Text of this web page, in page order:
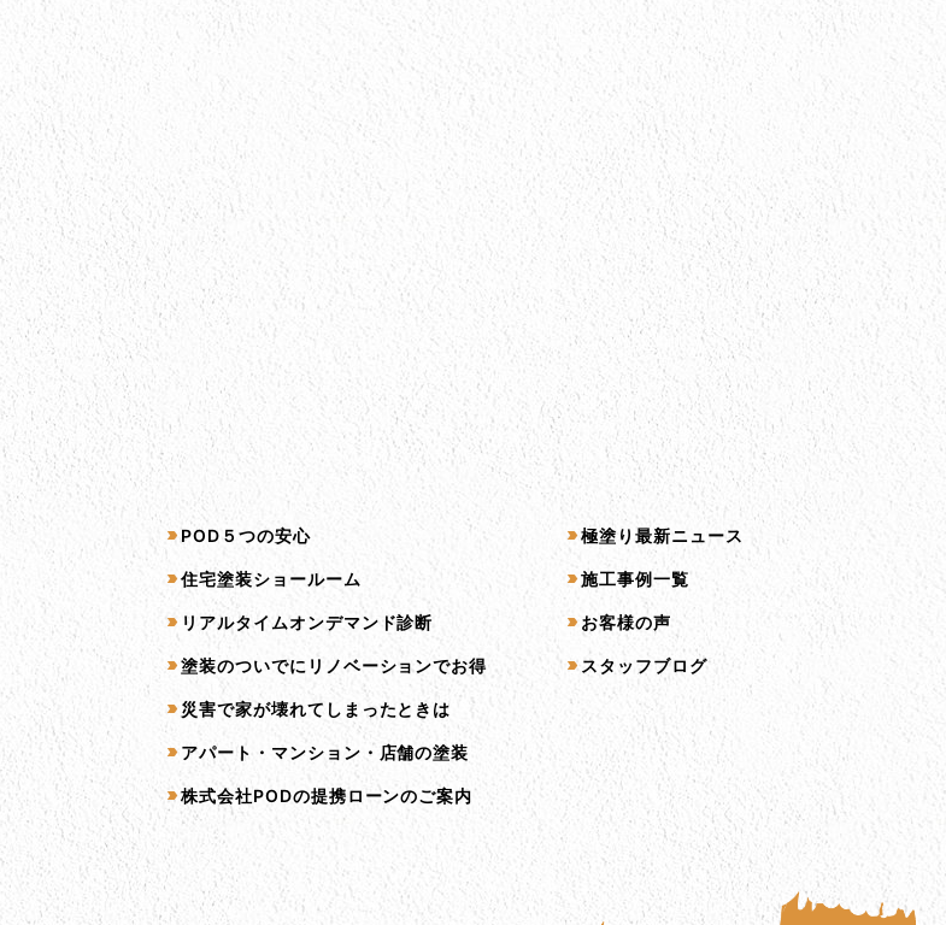
サービス一覧
POD５つの安心
住宅塗装ショールーム
リアルタイムオンデマンド診断
塗装のついでにリノベーションでお得
災害で家が壊れてしまったときは
アパート・マンション・店舗の塗装
株式会社PODの提携ローンのご案内
コンテンツ一覧
極塗り最新ニュース
施工事例一覧
お客様の声
スタッフブログ